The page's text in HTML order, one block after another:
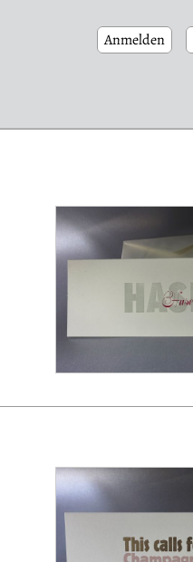
Anmelden